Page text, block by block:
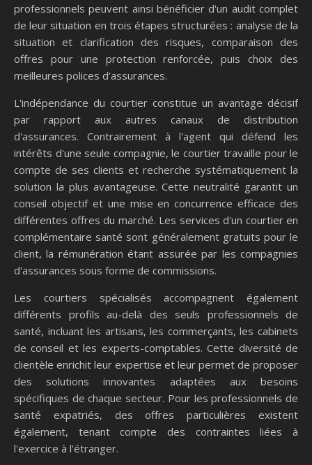
professionnels peuvent ainsi bénéficier d'un audit complet
de leur situation en trois étapes structurées : analyse de la
situation et clarification des risques, comparaison des
offres pour une protection renforcée, puis choix des
meilleures polices d'assurances.
L'indépendance du courtier constitue un avantage décisif
par rapport aux autres canaux de distribution
d'assurances. Contrairement à l'agent qui défend les
intérêts d'une seule compagnie, le courtier travaille pour le
compte de ses clients et recherche systématiquement la
solution la plus avantageuse. Cette neutralité garantit un
conseil objectif et une mise en concurrence efficace des
différentes offres du marché. Les services d'un courtier en
complémentaire santé sont généralement gratuits pour le
client, la rémunération étant assurée par les compagnies
d'assurances sous forme de commissions.
Les courtiers spécialisés accompagnent également
différents profils au-delà des seuls professionnels de
santé, incluant les artisans, les commerçants, les cabinets
de conseil et les experts-comptables. Cette diversité de
clientèle enrichit leur expertise et leur permet de proposer
des solutions innovantes adaptées aux besoins
spécifiques de chaque secteur. Pour les professionnels de
santé expatriés, des offres particulières existent
également, tenant compte des contraintes liées à
l'exercice à l'étranger.